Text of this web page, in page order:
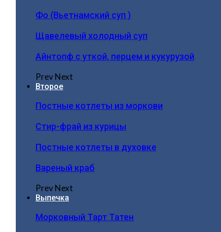
Фо (Вьетнамский суп )
Щавелевый холодный суп
Айнтопф с уткой, перцем и кукурузой
PrevNext
Второе
Постные котлеты из моркови
Стир-фрай из курицы
Постные котлеты в духовке
Вареный краб
PrevNext
Выпечка
Морковный Тарт Татен